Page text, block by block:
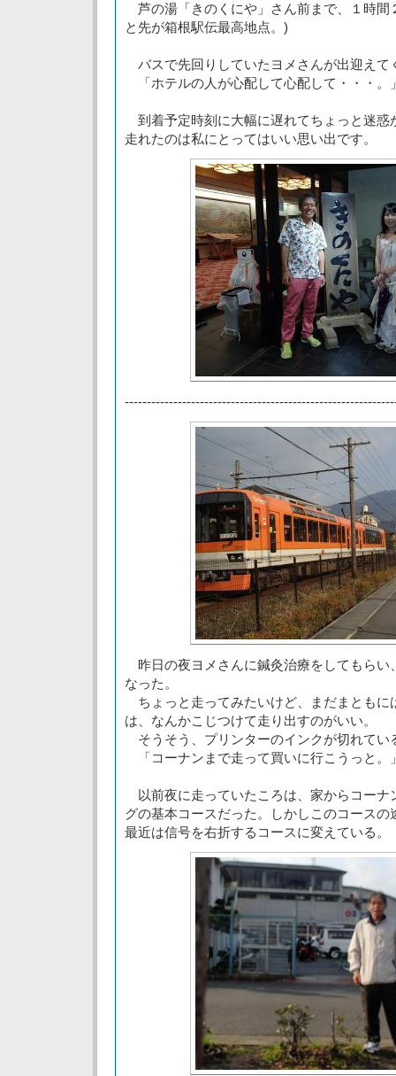
芦の湯「きのくにや」さん前まで、１時間
と先が箱根駅伝最高地点。)
バスで先回りしていたヨメさんが出迎えて
「ホテルの人が心配して心配して・・・。
到着予定時刻に大幅に遅れてちょっと迷惑
走れたのは私にとってはいい思い出です。
昨日の夜ヨメさんに鍼灸治療をしてもらい
なった。
ちょっと走ってみたいけど、まだまともに
は、なんかこじつけて走り出すのがいい。
そうそう、プリンターのインクが切れてい
「コーナンまで走って買いに行こうっと。
以前夜に走っていたころは、家からコーナ
グの基本コースだった。しかしこのコース
最近は信号を右折するコースに変えている。